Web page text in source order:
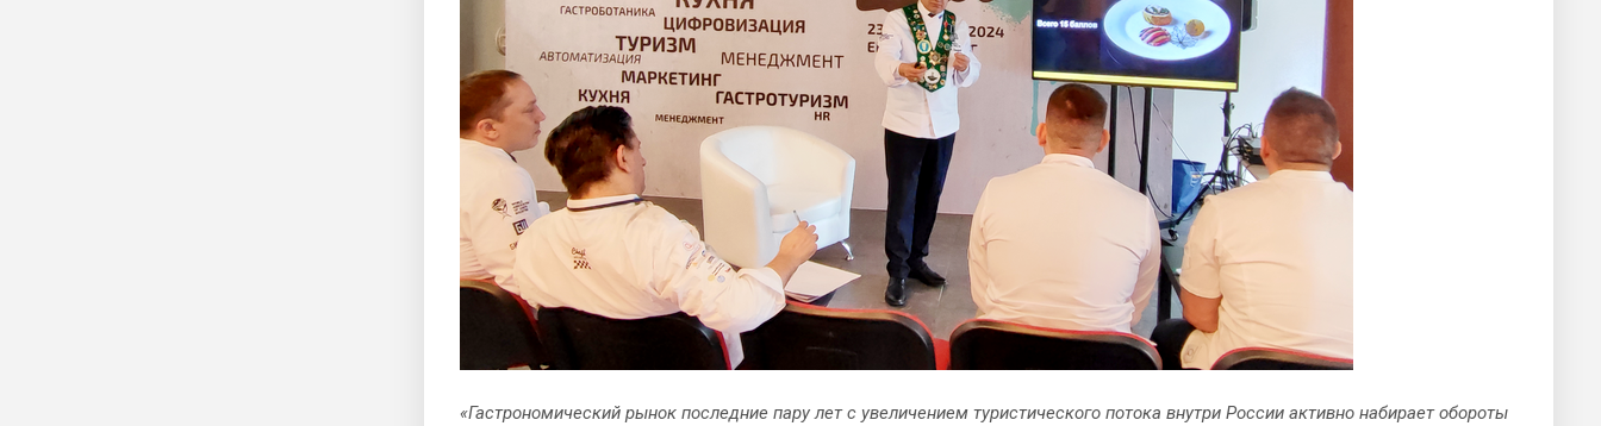
«Гастрономический рынок последние пару лет с увеличением туристического потока внутри России активно набирает обороты